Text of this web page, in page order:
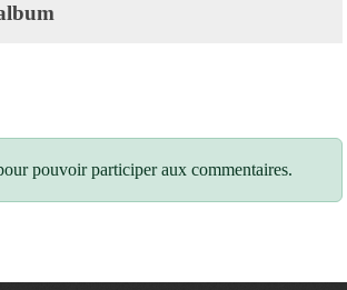
pouvoir participer aux commentaires.